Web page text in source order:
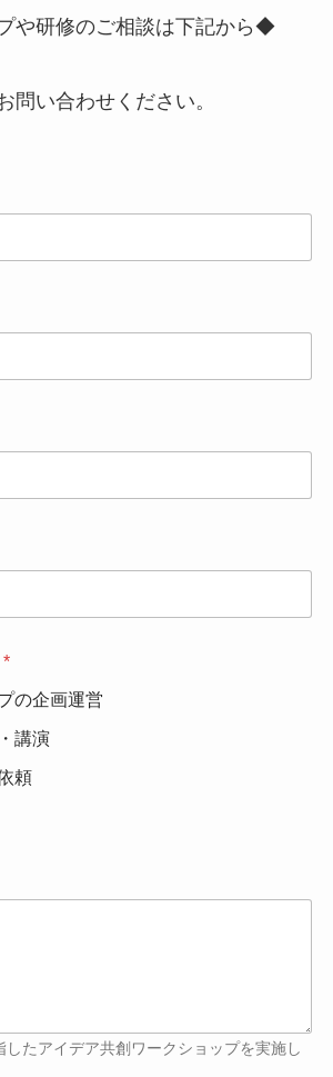
や研修のご相談は下記から◆
問い合わせください。
*
の企画運営
講演
頼
たアイデア共創ワークショップを実施し